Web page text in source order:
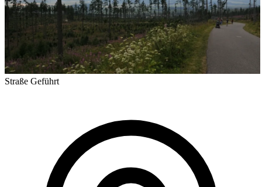
Straße Geführt